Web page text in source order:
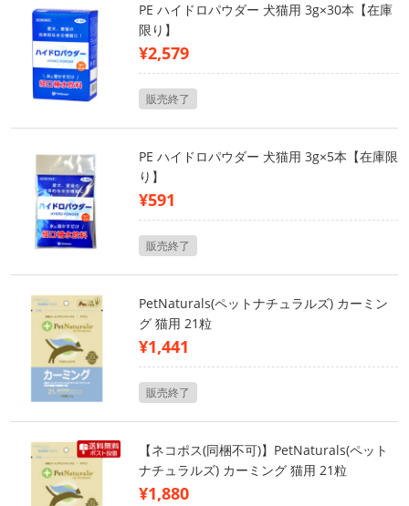
PE ハイドロパウダー 犬猫用 3g×30本【在庫
限り】
¥2,579
販売終了
PE ハイドロパウダー 犬猫用 3g×5本【在庫限
り】
¥591
販売終了
PetNaturals(ペットナチュラルズ) カーミン
グ 猫用 21粒
¥1,441
販売終了
【ネコポス(同梱不可)】PetNaturals(ペット
ナチュラルズ) カーミング 猫用 21粒
¥1,880